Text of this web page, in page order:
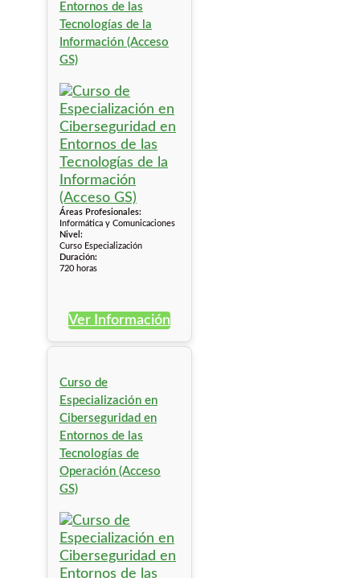
Entornos de las
Tecnologías de la
Información (Acceso
GS)
Áreas Profesionales:
Informática y Comunicaciones
Nivel:
Curso Especialización
Duración:
720 horas
Ver Información
Curso de
Especialización en
Ciberseguridad en
Entornos de las
Tecnologías de
Operación (Acceso
GS)